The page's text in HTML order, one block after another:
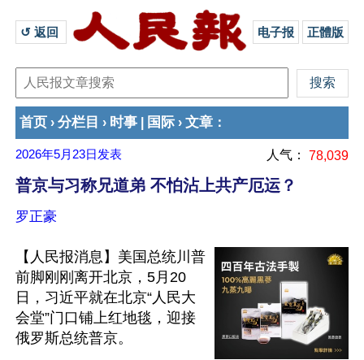
↺ 返回 电子报 正體版
首页 › 分栏目 › 时事 国际 › 文章 ：
2026年5月23日 发表 人气： 78,039
普京与习称兄道弟 不怕沾上共产厄运？
罗正豪
【人民报消息】美国总统川普
前脚刚刚离开北京，5月20
日，习近平就在北京“人民大
会堂”门口铺上红地毯，迎接
俄罗斯总统普京。